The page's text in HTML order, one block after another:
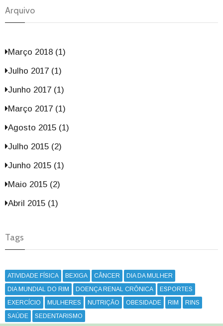
Arquivo
Março 2018 (1)
Julho 2017 (1)
Junho 2017 (1)
Março 2017 (1)
Agosto 2015 (1)
Julho 2015 (2)
Junho 2015 (1)
Maio 2015 (2)
Abril 2015 (1)
Tags
ATIVIDADE FÍSICA BEXIGA CÂNCER
DIA DA MULHER
DIA MUNDIAL DO RIM
DOENÇA RENAL CRÔNICA
ESPORTES
EXERCÍCIO
MULHERES NUTRIÇÃO OBESIDADE RIM
RINS
SAÚDE
SEDENTARISMO